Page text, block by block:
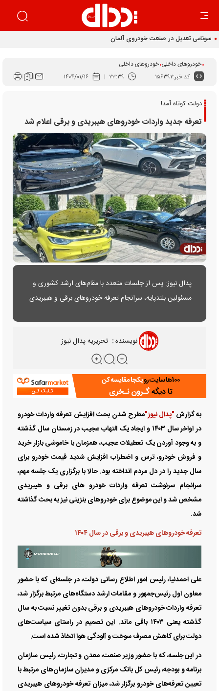
سونامی تعدیل در صنعت خودروی آلمان
خودروهای داخلی خودروهای داخلی
کد خبر:۱۵۶۳۹۲ ۲۳:۳۹ ۱۴۰۴/۰۱/۱۶
دولت کوتاه آمد!
تعرفه جدید واردات خودروهای هیبریدی و برقی اعلام شد
پدال نیوز: پس از جلسات متعدد با مقام‌های ارشد کشوری و
مسئولین بلندپایه، سرانجام تعرفه خودروهای برقی و هیبریدی
نویسنده: تحریریه پدال نیوز
به گزارش"پدال نیوز"مطرح شدن بحث افزایش تعرفه واردات خودرو
در اواخر سال ۱۴۰۳ و ایجاد یک التهاب عجیب در زمستان سال گذشته
و به وجود آوردن یک تعطیلات عجیب، همزمان با خاموشی بازار خرید
و فروش خودرو، ترس و اضطراب افزایش شدید قیمت خودرو برای
سال جدید را در دل مردم انداخته بود. حالا با برگزاری یک جلسه مهم،
سرانجام سرنوشت تعرفه واردات خودرو های برقی و هیبریدی
مشخص شد و این موضوع برای خودروهای بنزینی نیز به بحث گذاشته
شد.
تعرفه خودروهای هیبریدی و برقی در سال ۱۴۰۴
علی احمدنیا، رئیس امور اطلاع‌ رسانی دولت، در جلسه‌ای که با حضور
معاون اول رئیس‌جمهور و مقامات ارشد دستگاه‌های مرتبط برگزار شد،
تعرفه واردات خودروهای هیبریدی و برقی بدون تغییر نسبت به سال
گذشته یعنی ۱۴۰۳ باقی ماند. این تصمیم در راستای سیاست‌های
دولت برای کاهش مصرف سوخت و آلودگی هوا اتخاذ شده است.
در این جلسه، که با حضور وزیر صنعت، معدن و تجارت، رئیس سازمان
برنامه و بودجه، رئیس کل بانک مرکزی و مدیران سازمان‌های مرتبط با
تعیین تعرفه‌های خودرو برگزار شد، میزان تعرفه خودروهای هیبریدی